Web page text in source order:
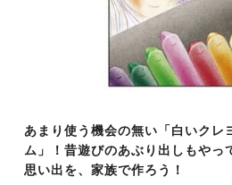
あまり使う機会の無い「白いクレ
ム」！昔遊びのあぶり出しもやっ
思い出を、家族で作ろう！